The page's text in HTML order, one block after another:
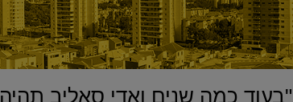
"בעוד כמה שנים ואדי סאליב תהיה